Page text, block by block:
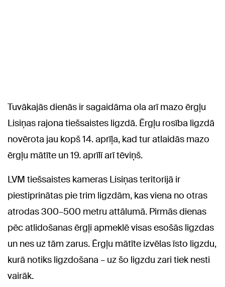
Tuvākajās dienās ir sagaidāma ola arī mazo ērgļu
Lisiņas rajona tiešsaistes ligzdā. Ērgļu rosība ligzdā
novērota jau kopš 14. aprīļa, kad tur atlaidās mazo
ērgļu mātīte un 19. aprīlī arī tēviņš.
LVM tiešsaistes kameras Lisiņas teritorijā ir
piestiprinātas pie trim ligzdām, kas viena no otras
atrodas 300–500 metru attālumā. Pirmās dienas
pēc atlidošanas ērgļi apmeklē visas esošās ligzdas
un nes uz tām zarus. Ērgļu mātīte izvēlas īsto ligzdu,
kurā notiks ligzdošana – uz šo ligzdu zari tiek nesti
vairāk.